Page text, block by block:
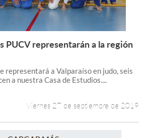
Leer más +
PUCV representarán a la región
representará a Valparaíso en judo, seis
a nuestra Casa de Estudios....
Viernes 27 de septiembre de 2019